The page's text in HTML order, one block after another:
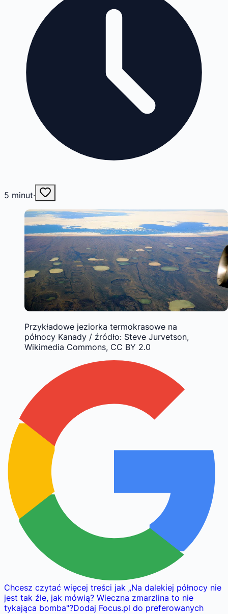
5 minut·
Przykładowe jeziorka termokrasowe na
północy Kanady / źródło: Steve Jurvetson,
Wikimedia Commons, CC BY 2.0
Chcesz czytać więcej treści jak „Na dalekiej północy nie
jest tak źle, jak mówią? Wieczna zmarzlina to nie
tykająca bomba"?Dodaj Focus.pl do preferowanych